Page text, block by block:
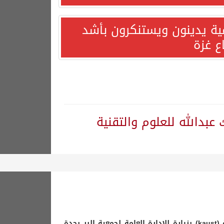
يدينون ويستنكرون بأشد
غزة
للعلوم والتقنية